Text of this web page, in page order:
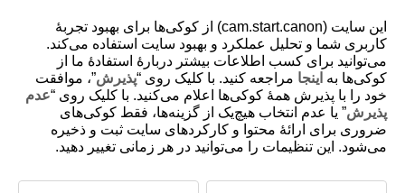
D375-052
A good choice for culinary photography. Also reduces the reddish tinge
این سایت (cam.start.canon) از کوکی‌ها برای بهبود تجربۀ
کاربری شما و تحلیل عملکرد و بهبود سایت استفاده می‌کند.
می‌توانید برای کسب اطلاعات بیشتر دربارۀ استفادۀ ما از
کوکی‌ها به اینجا مراجعه کنید. با کلیک روی “پذیرش”، موافقت
خود را با پذیرش همۀ کوکی‌ها اعلام می‌کنید. با کلیک روی “عدم
پذیرش” یا عدم انتخاب هیچ‌یک از گزینه‌ها، فقط کوکی‌های
ضروری برای ارائۀ محتوا و کارکردهای سایت ثبت و ذخیره
می‌شود. این تنظیمات را می‌توانید در هر زمانی تغییر دهید.